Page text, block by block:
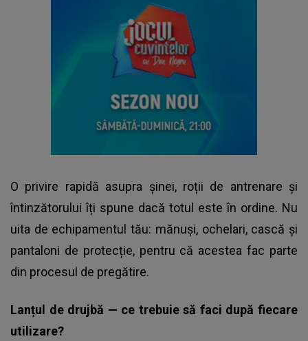
O privire rapidă asupra șinei, roții de antrenare și
întinzătorului îți spune dacă totul este în ordine. Nu
uita de echipamentul tău: mănuși, ochelari, cască și
pantaloni de protecție, pentru că acestea fac parte
din procesul de pregătire.
Lanțul de drujbă — ce trebuie să faci după fiecare
utilizare?